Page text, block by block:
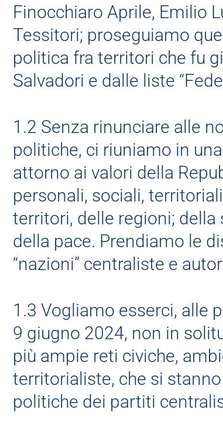
Finocchiaro Aprile, Emilio
Tessitori; proseguiamo
politica fra territori che fu
Salvadori e dalle liste
1.2 Senza rinunciare alle
politiche, ci riuniamo in
attorno ai valori della
personali, sociali,
territori, delle regioni;
della pace. Prendiamo le
“nazioni” centraliste e
1.3 Vogliamo esserci, alle
9 giugno 2024, non in
più ampie reti civiche,
territorialiste, che si
politiche dei partiti